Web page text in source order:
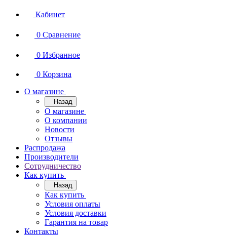
Кабинет
0 Сравнение
0 Избранное
0 Корзина
О магазине
Назад
О магазине
О компании
Новости
Отзывы
Распродажа
Производители
Сотрудничество
Как купить
Назад
Как купить
Условия оплаты
Условия доставки
Гарантия на товар
Контакты